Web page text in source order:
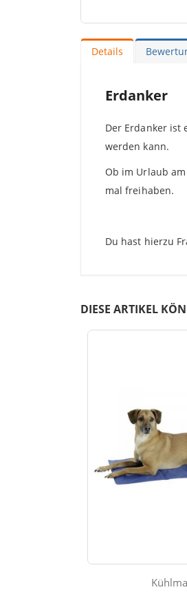
Details
Erdanker
Der Erdanker ist
werden kann.
Ob im Urlaub
mal freihaben.
Du hast hierzu
DIESE ARTIKEL